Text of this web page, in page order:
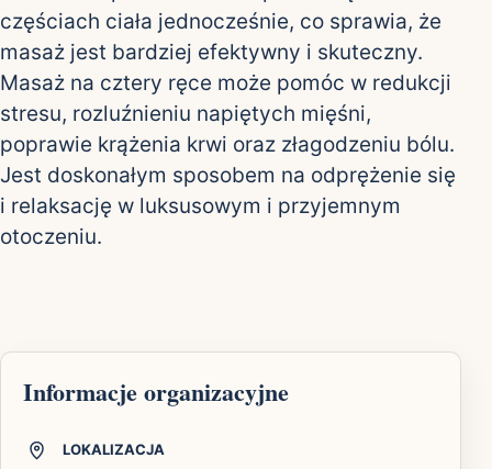
częściach ciała jednocześnie, co sprawia, że
masaż jest bardziej efektywny i skuteczny.
Masaż na cztery ręce może pomóc w redukcji
stresu, rozluźnieniu napiętych mięśni,
poprawie krążenia krwi oraz złagodzeniu bólu.
Jest doskonałym sposobem na odprężenie się
i relaksację w luksusowym i przyjemnym
otoczeniu.
Informacje organizacyjne
LOKALIZACJA